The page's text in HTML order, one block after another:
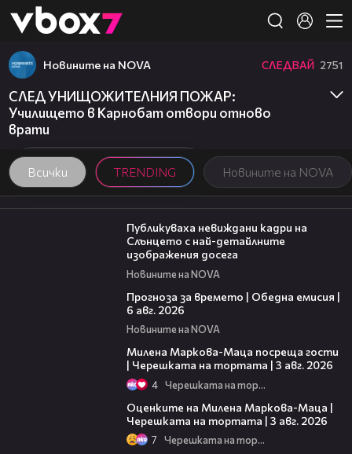
👾
Всички TRENDING Новините на NOVA
Новините на NOVA СЛЕДВАЙ 2751
СЛЕД УНИЩОЖИТЕЛНИЯ ПОЖАР:
Училището в Карнобат отвори отново
врати
00:43
Публикуваха невиждани кадри на
Слънцето с най-детайлните
изображения досега
Новините на NOVA
Прогноза за времето | Обедна емисия |
6 авг. 2026
Новините на NOVA
Милена Маркова-Маца посреща гости
| Черешката на тортата | 3 авг. 2026
4 Черешката на тортата
Оценките на Милена Маркова-Маца |
Черешката на тортата | 3 авг. 2026
7 Черешката на тортата